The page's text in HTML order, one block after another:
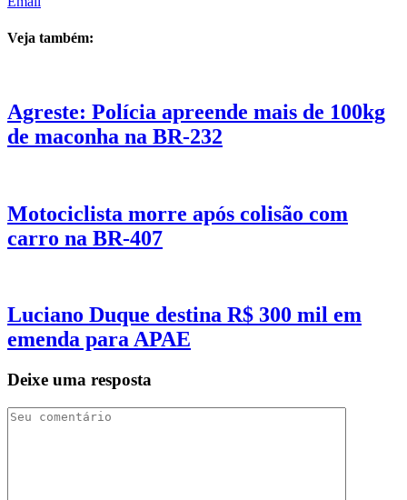
Veja também:
Agreste: Polícia apreende mais de 100kg
de maconha na BR-232
Motociclista morre após colisão com
carro na BR-407
Luciano Duque destina R$ 300 mil em
emenda para APAE
Deixe uma resposta